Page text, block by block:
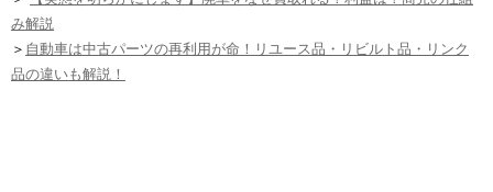
み解説
＞ 自動車は中古パーツの再利用が命！リユース品・リビルト品・リンク
品の違いも解説！